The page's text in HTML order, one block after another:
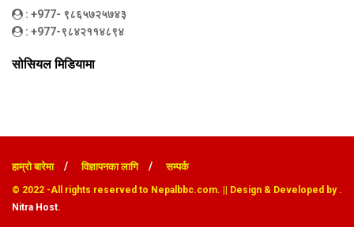
: +977- ९८६५७२५७४३
: +977-९८४२११४८९४
सोसियल मिडियामा
हाम्रो बारेमा विज्ञापनका लागि सम्पर्क
© 2022 -All rights reserved to Nepalbbc.com. || Design & Developed by .
Nitra Host.